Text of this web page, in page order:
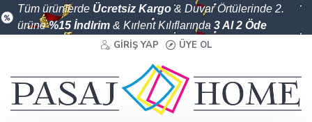
Tüm ürünlerde Ücretsiz Kargo& Duvar Örtülerinde 2.
ürüne%15 İndirim & Kırlent Kılıflarında 3 Al 2 Öde
GIRIŞ YAP ÜYE OL